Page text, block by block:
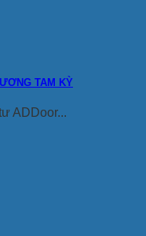
TAM KỲ
ADDoor...